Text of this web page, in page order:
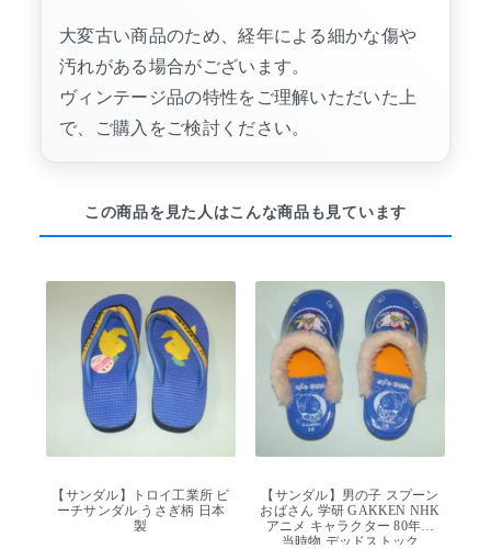
大変古い商品のため、経年による細かな傷や
汚れがある場合がございます。
ヴィンテージ品の特性をご理解いただいた上
で、ご購入をご検討ください。
この商品を見た人はこんな商品も見ています
【サンダル】トロイ工業所 ビ
ーチサンダル うさぎ柄 日本
製
【サンダル】男の子 スプーン
おばさん 学研 GAKKEN NHK
アニメ キャラクター 80年代
当時物 デッドストック